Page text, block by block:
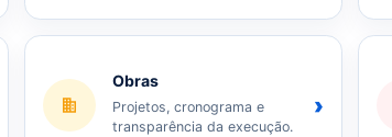
Obras
Projetos, cronograma e
transparência da execução.
›